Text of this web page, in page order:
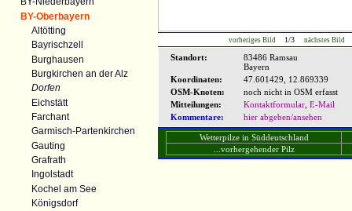
BY-Oberbayern
Altötting
Bayrischzell
Burghausen
Burgkirchen an der Alz
Dorfen
Eichstätt
Farchant
Garmisch-Partenkirchen
Gauting
Grafrath
Ingolstadt
Kochel am See
Königsdorf
vorheriges Bild 1/3 nächstes Bild
Standort:
83486 Ramsau
Bayern
Koordinaten:
47.601429, 12.869339
OSM-Knoten:
noch nicht in OSM erfasst
Mitteilungen:
Kontaktformular E-Mail
Kommentare:
hier abgeben/ansehen
Wetterpilze in Süddeutschland
...vorhergehender Pilz